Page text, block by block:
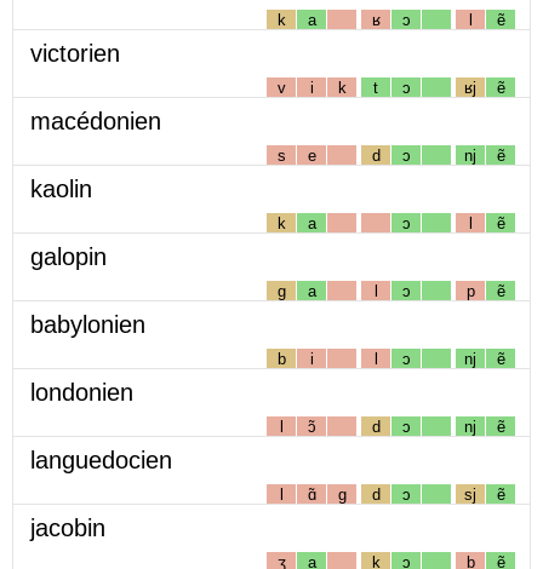
k a ʁ ɔ l ẽ
victorien
v i k t ɔ ʁj ẽ
macédonien
s e d ɔ nj ẽ
kaolin
k a ɔ l ẽ
galopin
g a l ɔ p ẽ
babylonien
b i l ɔ nj ẽ
londonien
l ɔ̃ d ɔ nj ẽ
languedocien
l ɑ̃ g d ɔ sj ẽ
jacobin
ʒ a k ɔ b ẽ